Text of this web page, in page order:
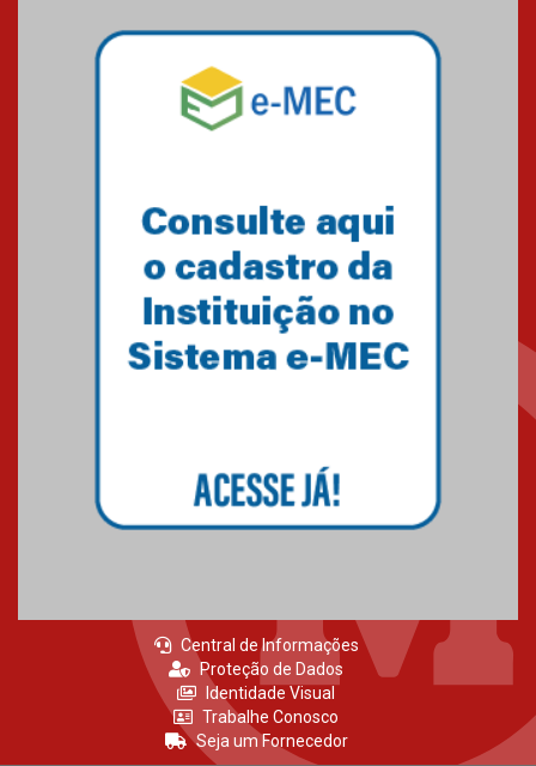
Mackenzie mobiliza campanha
solidária para apoiar famílias em
Minas Gerais
Primeiro culto do ano ressalta o
27.02.2026
Central de Informações
Proteção de Dados
Identidade Visual
Trabalhe Conosco
Seja um Fornecedor